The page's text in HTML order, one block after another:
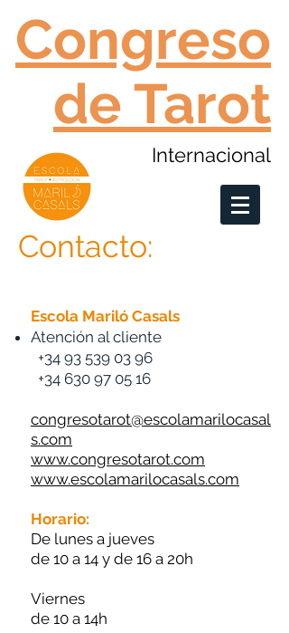
Congreso
de Tarot
Internacional
Contacto:
Escola Mariló Casals
Atención al cliente
+34 93 539 03 96
+34 630 97 05 16
congresotarot@escolamarilocasal
s.com
www.congresotarot.com
www.escolamarilocasals.com
Horario:
De lunes a jueves
de 10 a 14 y de 16 a 20h
Viernes
de 10 a 14h